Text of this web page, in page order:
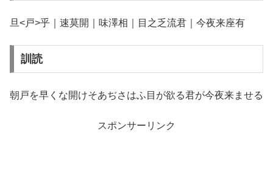
旦<戸>乎｜速莫開｜味澤相｜目之乏流君｜今夜来座有
訓読
朝戸を早くな開けそあぢさはふ目が欲る君が今夜来ませる
スポンサーリンク